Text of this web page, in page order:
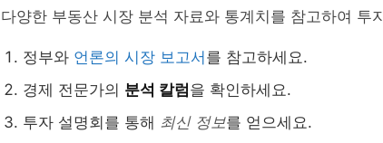
다양한 부동산 시장 분석 자료와 통계치를 참고하여 투
정부와 언론의 시장 보고서 를 참고하세요.
경제 전문가의 분석 칼럼을 확인하세요.
투자 설명회를 통해 최신 정보를 얻으세요.